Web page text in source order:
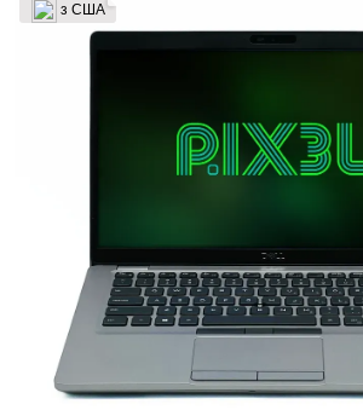
з США